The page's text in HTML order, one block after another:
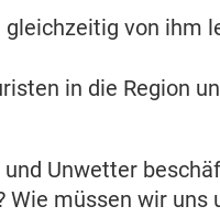
von ihm
in die Region
Unwetter
müssen wir